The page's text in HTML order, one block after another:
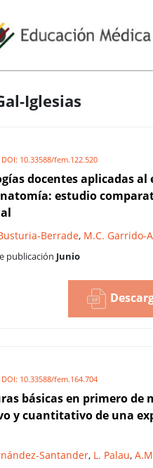
Iglesias
10.33588/fem.122.520
docentes aplicadas al
estudio
Berrade, M.C. Garrido-
publicación Junio
10.33588/fem.164.704
básicas en primero de
y cuantitativo de una
Santander, L. Palau,